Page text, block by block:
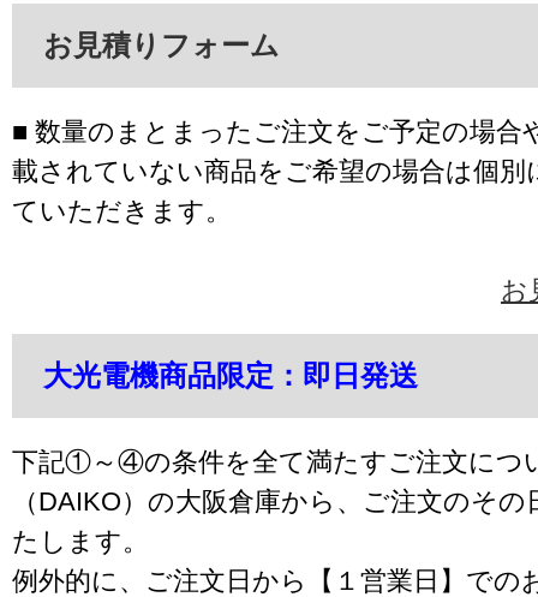
お見積りフォーム
■ 数量のまとまったご注文をご予定の場合
載されていない商品をご希望の場合は個別
ていただきます。
お
大光電機商品限定：即日発送
下記①～④の条件を全て満たすご注文につ
（DAIKO）の大阪倉庫から、ご注文のそ
たします。
例外的に、ご注文日から【１営業日】での